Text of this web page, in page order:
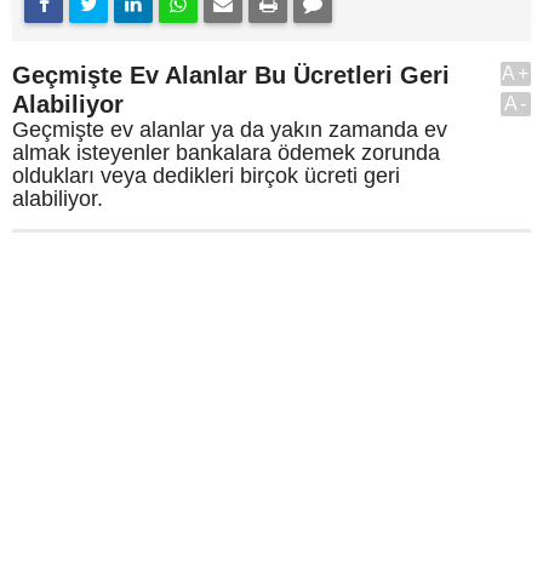
Geçmişte Ev Alanlar Bu Ücretleri Geri
Alabiliyor
Geçmişte ev alanlar ya da yakın zamanda ev
almak isteyenler bankalara ödemek zorunda
oldukları veya dedikleri birçok ücreti geri
alabiliyor.
A+
A-